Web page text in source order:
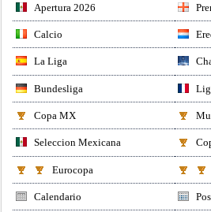
Apertura 2026
Calcio
La Liga
Bundesliga
Copa MX
Seleccion Mexicana
Eurocopa
Calendario